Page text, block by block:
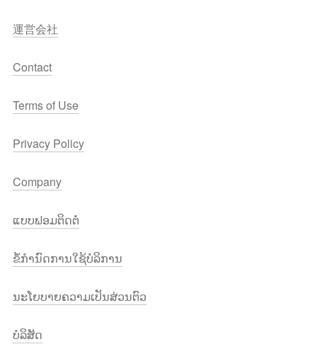
運営会社
Contact
Terms of Use
Privacy Policy
Company
ແບບຟອມຕິດຕໍ່
ຂໍ້ກຳນົດການໃຊ້ບໍລິການ
ນະໂຍບາຍຄວາມເປັນສ່ວນຕົວ
ບໍລິສັດ